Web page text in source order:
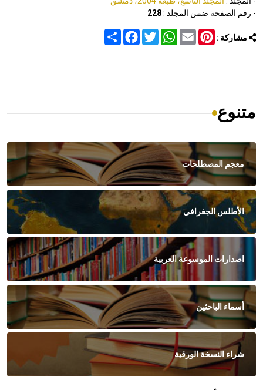
- رقم الصفحة ضمن المجلد :228
مشاركة : Share
FacebookTwitter
WhatsAppEmail
Pinterest
متنوع
معجم المصطلحات
الأطلس الجغرافي
اصدارات الموسوعة العربية
أسماء الباحثين
شراء النسخة الورقية